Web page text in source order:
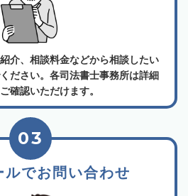
介、相談料金などから相談したい
ださい。各司法書士事務所は詳細
確認いただけます。
ルでお問い合わせ
03